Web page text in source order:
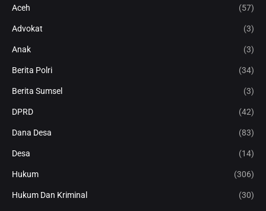
Aceh (57)
Advokat (3)
Anak (3)
Berita Polri (34)
Berita Sumsel (3)
DPRD (42)
Dana Desa (83)
Desa (14)
Hukum (306)
Hukum Dan Kriminal (30)